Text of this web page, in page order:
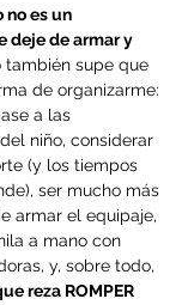
no es un
deje de armar y
también supe que
de organizarme:
a las
niño, considerar
(y los tiempos
ser mucho más
armar el equipaje,
a mano con
y, sobre todo,
reza ROMPER